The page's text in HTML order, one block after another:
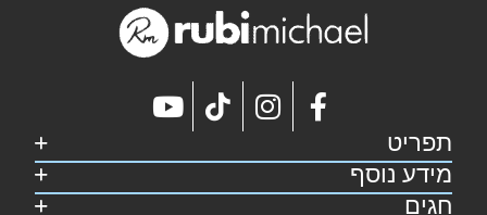
תפריט
דף הבית
קצת על רובי
מידע נוסף
מפת אתר
חגים